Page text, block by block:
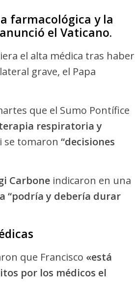
farmacológica y la
el Vaticano.
el alta médica tras haber
grave, el Papa
que el Sumo Pontífice
respiratoria y
se tomaron “decisiones
Carbone indicaron en una
“podría y debería durar
que Francisco «está
por los médicos el